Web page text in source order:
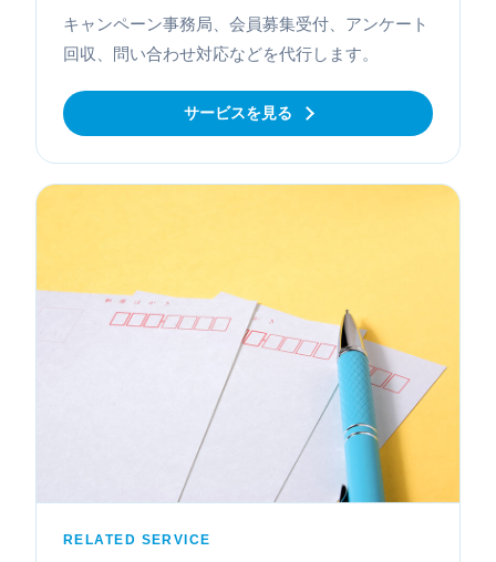
キャンペーン事務局、会員募集受付、アンケート
回収、問い合わせ対応などを代行します。
サービスを見る
RELATED SERVICE